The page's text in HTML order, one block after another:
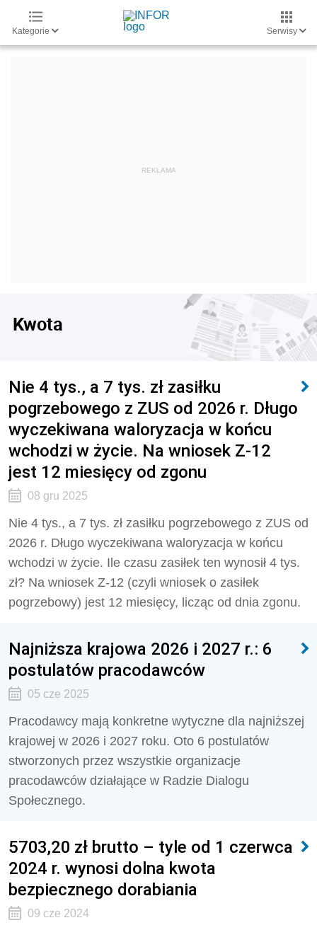
Kategorie Serwisy
Kwota
Nie 4 tys., a 7 tys. zł zasiłku
pogrzebowego z ZUS od 2026 r. Długo
wyczekiwana waloryzacja w końcu
wchodzi w życie. Na wniosek Z-12
jest 12 miesięcy od zgonu
08 gru 2025
Nie 4 tys., a 7 tys. zł zasiłku pogrzebowego z ZUS od
2026 r. Długo wyczekiwana waloryzacja w końcu
wchodzi w życie. Ile czasu zasiłek ten wynosił 4 tys.
zł? Na wniosek Z-12 (czyli wniosek o zasiłek
pogrzebowy) jest 12 miesięcy, licząc od dnia zgonu.
Najniższa krajowa 2026 i 2027 r.: 6
postulatów pracodawców
05 cze 2025
Pracodawcy mają konkretne wytyczne dla najniższej
krajowej w 2026 i 2027 roku. Oto 6 postulatów
stworzonych przez wszystkie organizacje
pracodawców działające w Radzie Dialogu
Społecznego.
5703,20 zł brutto – tyle od 1 czerwca
2024 r. wynosi dolna kwota
bezpiecznego dorabiania
09 cze 2024